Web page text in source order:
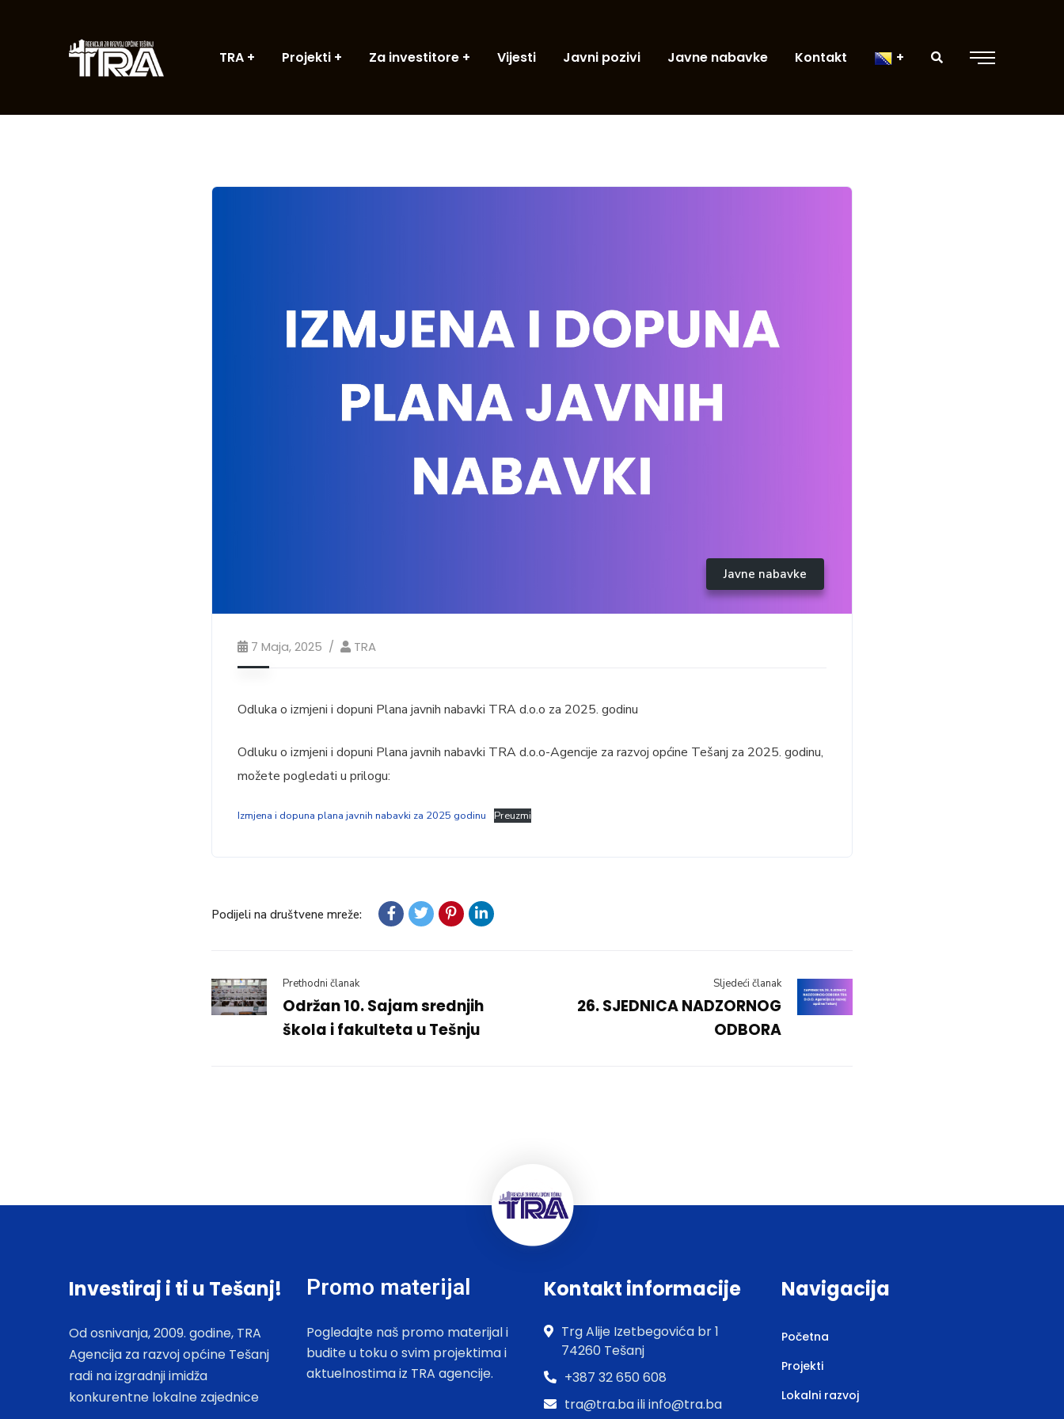
TRA Projekti Za investitore Vijesti Javni pozivi Javne nabavke Kontakt
Javne nabavke
7 Maja, 2025 TRA
Odluka o izmjeni i dopuni Plana javnih nabavki TRA d.o.o za 2025. godinu
Odluku o izmjeni i dopuni Plana javnih nabavki TRA d.o.o-Agencije za razvoj općine Tešanj za 2025. godinu,
možete pogledati u prilogu:
Izmjena i dopuna plana javnih nabavki za 2025 godinu Preuzmi
Podijeli na društvene mreže:
Prethodni članak
Održan 10. Sajam srednjih
škola i fakulteta u Tešnju
Sljedeći članak
26. SJEDNICA NADZORNOG
ODBORA
Investiraj i ti u Tešanj!
Od osnivanja, 2009. godine, TRA
Agencija za razvoj općine Tešanj
radi na izgradnji imidža
konkurentne lokalne zajednice
Promo materijal
Pogledajte naš promo materijal i
budite u toku o svim projektima i
aktuelnostima iz TRA agencije.
Kontakt informacije
Trg Alije Izetbegovića br 1
74260 Tešanj
+387 32 650 608
tra@tra.ba ili info@tra.ba
Navigacija
Početna
Projekti
Lokalni razvoj